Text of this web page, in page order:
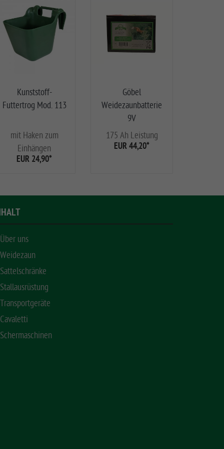
Kunststoff-
Futtertrog Mod. 113
mit Haken zum
Einhängen
EUR 24,90*
Göbel
Weidezaunbatterie
9V
175 Ah Leistung
EUR 44,20*
Über uns
Weidezaun
Sattelschränke
Stallausrüstung
Transportgeräte
Cavaletti
Schermaschinen